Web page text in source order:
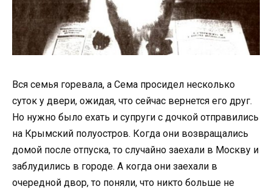
Вся семья горевала, а Сема просидел несколько
суток у двери, ожидая, что сейчас вернется его друг.
Но нужно было ехать и супруги с дочкой отправились
на Крымский полуостров. Когда они возвращались
домой после отпуска, то случайно заехали в Москву и
заблудились в городе. А когда они заехали в
очередной двор, то поняли, что никто больше не